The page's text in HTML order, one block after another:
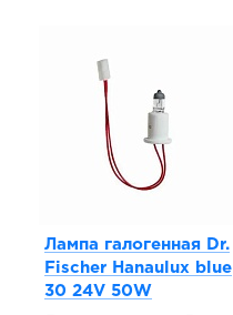
Лампа галогенная Dr.
Fischer Hanaulux blue
30 24V 50W